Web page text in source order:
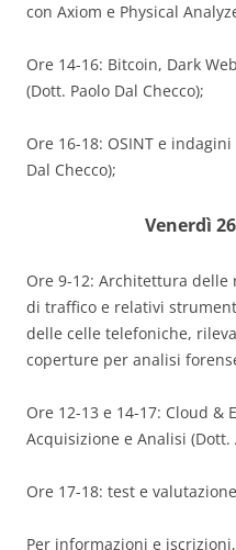
con Axiom e Physical
Ore 14-16: Bitcoin, Dark
(Dott. Paolo Dal Checco);
Ore 16-18: OSINT e
Dal Checco);
Venerdì
Ore 9-12: Architettura
di traffico e relativi
delle celle telefoniche,
coperture per analisi
Ore 12-13 e 14-17: Cloud
Acquisizione e Analisi
Ore 17-18: test e
Per informazioni e iscrizioni,